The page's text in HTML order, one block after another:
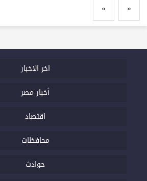
«
»
اخر الاخبار
أخبار مصر
اقتصاد
محافظات
حوادث